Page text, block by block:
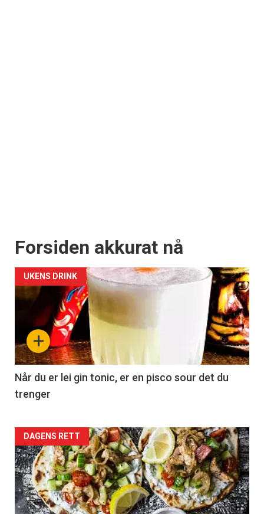
Forsiden akkurat nå
+
UKENS DRINK
Når du er lei gin tonic, er en pisco sour det du
trenger
Forsiden
akkurat
nå
DAGENS RETT